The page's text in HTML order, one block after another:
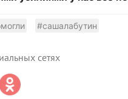
#сашалабутин
сетях